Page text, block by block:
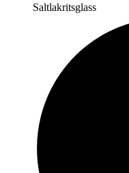
Saltlakritsglass